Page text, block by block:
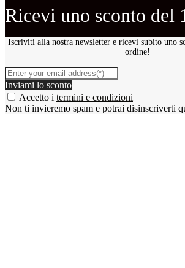
Ricevi uno sconto del
Iscriviti alla nostra newsletter e ricevi subito uno
ordine!
Inviami lo sconto
Accetto i termini e condizioni
Non ti invieremo spam e potrai disinscriverti